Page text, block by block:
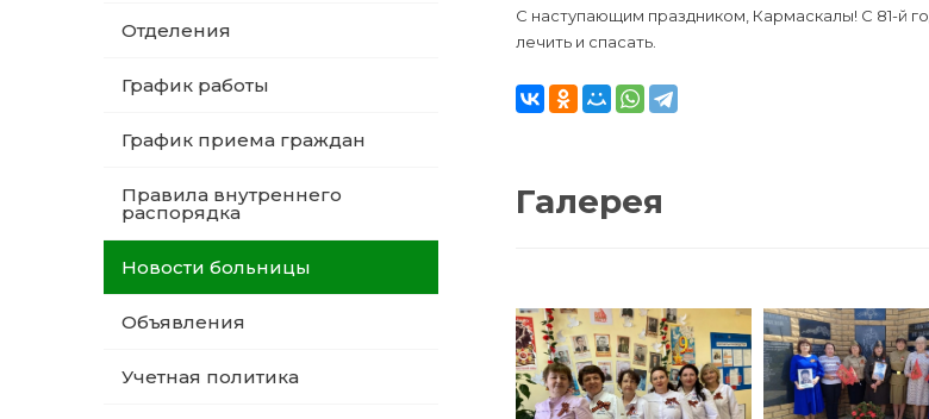
Отделения
График работы
График приема граждан
Правила внутреннего
распорядка
Новости больницы
Объявления
Учетная политика
С наступающим праздником, Кармаскалы! С 81-й
лечить и спасать.
Галерея